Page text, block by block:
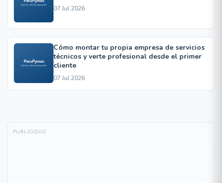
07 Jul 2026
Cómo montar tu propia empresa de servicios
técnicos y verte profesional desde el primer
cliente
07 Jul 2026